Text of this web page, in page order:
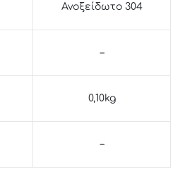
Ανοξείδωτο 304
–
0,10kg
–